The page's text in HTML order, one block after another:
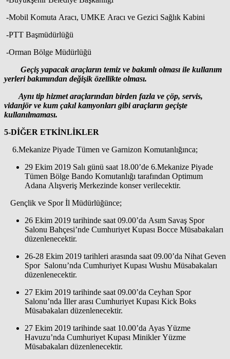
-Mobil Komuta Aracı, UMKE Aracı ve Gezici Sağlık Kabini
-PTT Başmüdürlüğü
-Orman Bölge Müdürlüğü
Geçiş yapacak araçların temiz ve bakımlı olması ile kullanım
yerleri bakımından değişik özellikte olması.
Aynı tip hizmet araçlarından birden fazla ve çöp, servis,
vidanjör ve kum çakıl kamyonları gibi araçların geçişte
kullanılmaması.
5-DİĞER ETKİNLİKLER
6.Mekanize Piyade Tümen ve Garnizon Komutanlığınca;
29 Ekim 2019 Salı günü saat 18.00’de 6.Mekanize Piyade
Tümen Bölge Bando Komutanlığı tarafından Optimum
Adana Alışveriş Merkezinde konser verilecektir.
Gençlik ve Spor İl Müdürlüğünce;
26 Ekim 2019 tarihinde saat 09.00’da Asım Savaş Spor
Salonu Bahçesi’nde Cumhuriyet Kupası Bocce Müsabakaları
düzenlenecektir.
26-28 Ekim 2019 tarihleri arasında saat 09.00’da Nihat Geven
Spor Salonu’nda Cumhuriyet Kupası Wushu Müsabakaları
düzenlenecektir.
27 Ekim 2019 tarihinde saat 09.00’da Ceyhan Spor
Salonu’nda İller arası Cumhuriyet Kupası Kick Boks
Müsabakaları düzenlenecektir.
27 Ekim 2019 tarihinde saat 10.00’da Ayas Yüzme
Havuzu’nda Cumhuriyet Kupası Minikler Yüzme
Müsabakaları düzenlenecektir.